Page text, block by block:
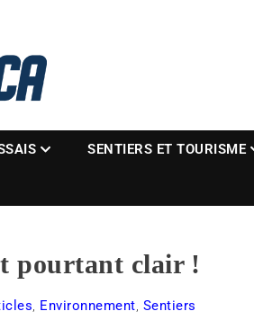
SENTIERS ET TOURISME
pourtant clair !
, Environnement, Sentiers